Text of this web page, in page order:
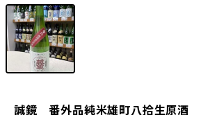
誠鏡 番外品純米雄町八拾生原